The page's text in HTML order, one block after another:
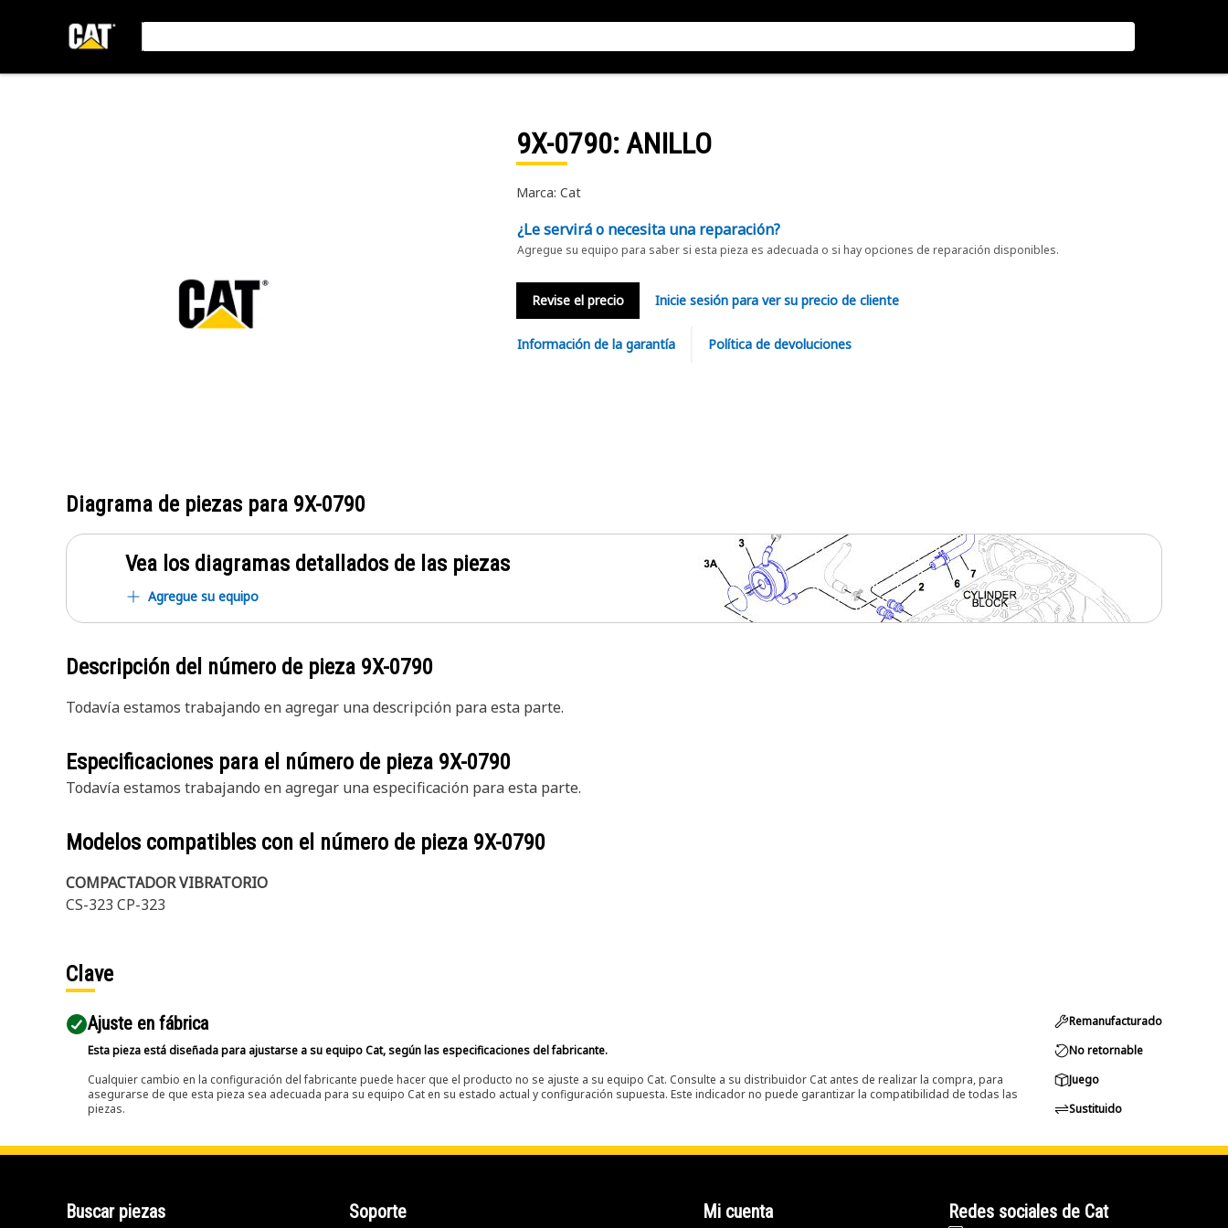
9X-0790: ANILLO
Marca: Cat
¿Le servirá o necesita una reparación?
Agregue su equipo para saber si esta pieza es adecuada o si hay opciones de reparación disponibles.
Revise el precio Inicie sesión para ver su precio de cliente
Información de la garantía Política de devoluciones
Diagrama de piezas para 9X-0790
Vea los diagramas detallados de las piezas
Agregue su equipo
Descripción del número de pieza 9X-0790
Todavía estamos trabajando en agregar una descripción para esta parte.
Especificaciones para el número de pieza 9X-0790
Todavía estamos trabajando en agregar una especificación para esta parte.
Modelos compatibles con el número de pieza 9X-0790
COMPACTADOR VIBRATORIO
CS-323 CP-323
Clave
Ajuste en fábrica
Esta pieza está diseñada para ajustarse a su equipo Cat, según las especificaciones del fabricante.
Cualquier cambio en la configuración del fabricante puede hacer que el producto no se ajuste a su equipo Cat. Consulte a su distribuidor Cat antes de realizar la compra, para
asegurarse de que esta pieza sea adecuada para su equipo Cat en su estado actual y configuración supuesta. Este indicador no puede garantizar la compatibilidad de todas las
piezas.
Remanufacturado
No retornable
Juego
Sustituido
Buscar piezas Soporte Mi cuenta Redes sociales de Cat